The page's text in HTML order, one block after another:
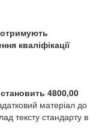
отримують
кваліфікації
4800,00
матеріал до
тексту стандарту в